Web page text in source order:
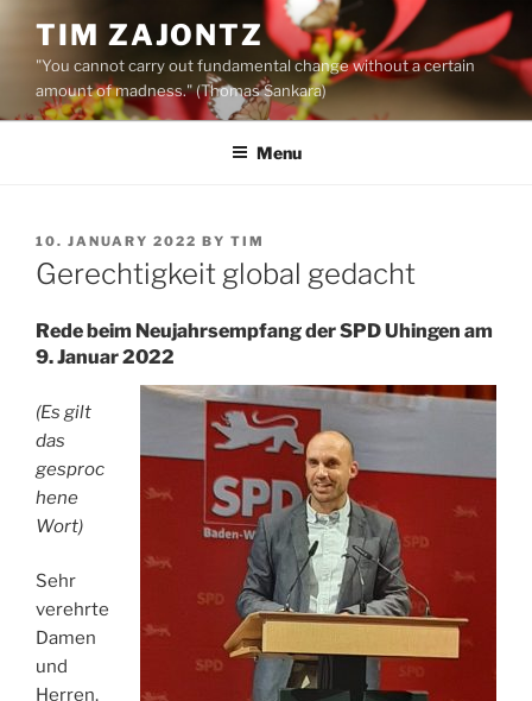
content
TIM ZAJONTZ
"You cannot carry out fundamental change without a certain
amount of madness." (Thomas Sankara)
Menu
POSTED
ON
10. JANUARY 2022 BY TIM
Gerechtigkeit global gedacht
Rede beim Neujahrsempfang der SPD Uhingen am
9. Januar 2022
(Es gilt
das
gesproc
hene
Wort)
Sehr
verehrte
Damen
und
Herren,